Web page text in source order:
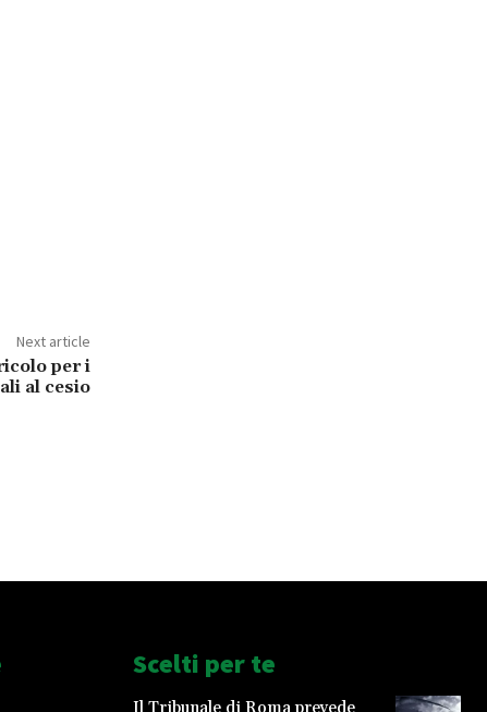
Next article
per i
al cesio
Scelti per te